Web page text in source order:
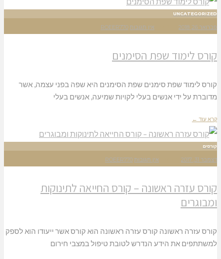
UNCATEGORIZED
פברואר 26, 2018 אין תגובות ROEER770
קורס לימוד שפת הסימנים
קורס לימוד שפת סימנים שפת הסימנים היא שפה בפני עצמה, אשר
מדוברת על ידי אנשים בעלי לקויות שמיעה, אנשים בעלי
קרא עוד ←
קורסים
דצמבר 31, 2017 אין תגובות ROEER770
קורס עזרה ראשונה – קורס החייאה לתינוקות
ומבוגרים
קורס עזרה ראשונה קורס עזרה ראשונה הוא קורס אשר ייעודו הוא לספק
למשתתפים את הידע הנדרש לטובת טיפול במצבי חירום